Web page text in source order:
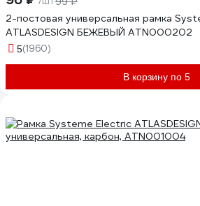
2-постовая универсальная рамка
ATLASDESIGN БЕЖЕВЫЙ ATN000202
5(1960)
В корзину по 5